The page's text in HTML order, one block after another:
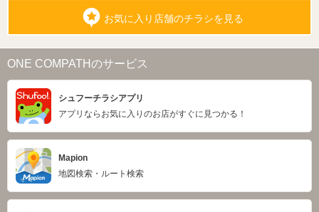
お気に入り店舗のチラシを見る
ONE COMPATHのサービス
シュフーチラシアプリ
アプリならお気に入りのお店がすぐに見つかる！
Mapion
地図検索・ルート検索